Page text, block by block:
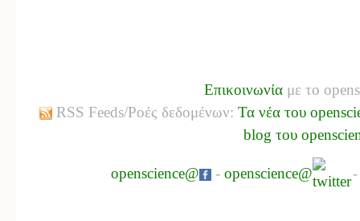
Επικοινωνία με το
RSS Feeds/Ροές δεδομένων: Τα νέα του
blog του
openscience@ - openscience@